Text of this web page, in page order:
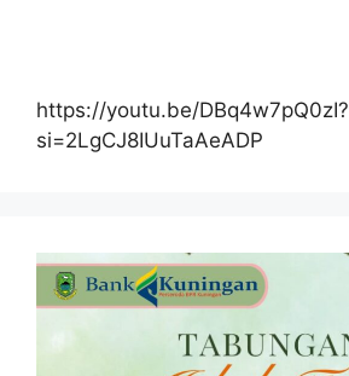
https://youtu.be/DBq4w7pQ0zI?
si=2LgCJ8IUuTaAeADP